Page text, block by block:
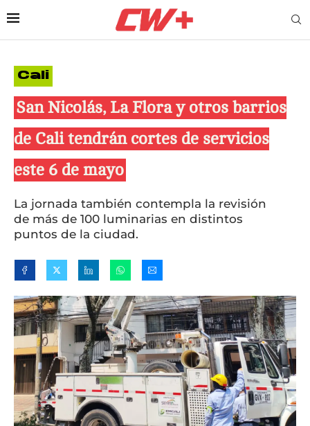
Cali
San Nicolás, La Flora y otros barrios
de Cali tendrán cortes de servicios
este 6 de mayo
La jornada también contempla la revisión
de más de 100 luminarias en distintos
puntos de la ciudad.